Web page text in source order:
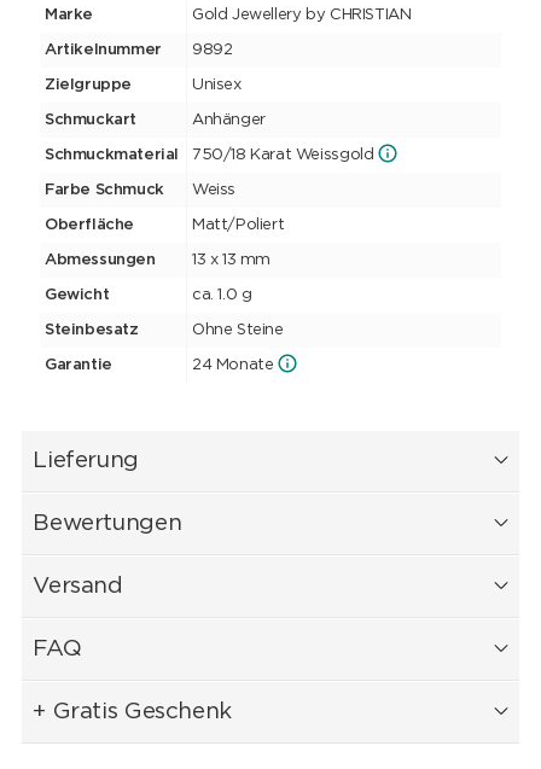
Marke Gold Jewellery by CHRISTIAN
Artikelnummer 9892
Zielgruppe Unisex
Schmuckart Anhänger
Schmuckmaterial 750/18 Karat Weissgold
Farbe Schmuck Weiss
Oberfläche Matt/Poliert
Abmessungen 13 x 13 mm
Gewicht ca. 1.0 g
Steinbesatz Ohne Steine
Garantie 24 Monate
Lieferung
Bewertungen
Versand
FAQ
+ Gratis Geschenk